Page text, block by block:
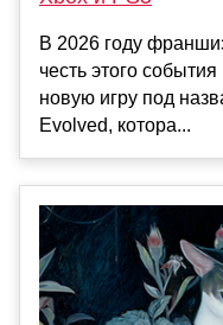
В 2026 году
честь этого
новую игру под
Evolved, котора...